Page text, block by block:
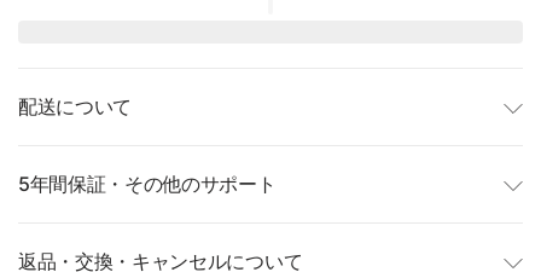
配送について
5年間保証・その他のサポート
返品・交換・キャンセルについて